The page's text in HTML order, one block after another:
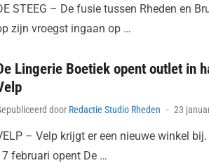
STEEG – De fusie tussen Rheden en
zijn vroegst ingaan op …
Lingerie Boetiek opent outlet in
door Redactie Studio Rheden
Posted
23
– Velp krijgt er een nieuwe winkel
februari opent De …